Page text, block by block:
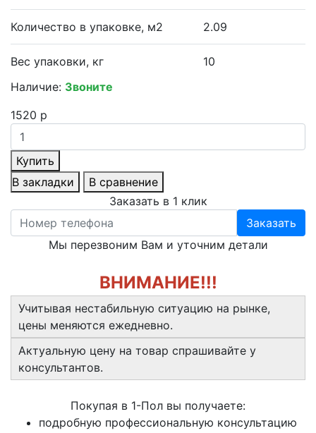
Количество в упаковке, м2 2.09
Вес упаковки, кг
10
Наличие: Звоните
1520 р
Купить
В закладки
В сравнение
Заказать в 1 клик
Заказать
Мы перезвоним Вам и уточним детали
ВНИМАНИЕ!!!
Учитывая нестабильную ситуацию на рынке,
цены меняются ежедневно.
Актуальную цену на товар спрашивайте у
консультантов.
Покупая в 1-Пол вы получаете:
подробную профессиональную консультацию